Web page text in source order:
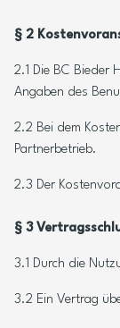
§ 2
2.1 Die BC Bieder
Angaben des
2.2 Bei dem
Partnerbetrieb.
2.3 Der
§ 3
3.1 Durch die
3.2 Ein Vertrag